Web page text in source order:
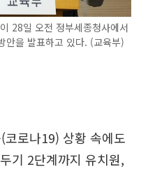
28일 오전 정부세종청사에서
안을 발표하고 있다. (교육부)
코로나19) 상황 속에도
기 2단계까지 유치원,